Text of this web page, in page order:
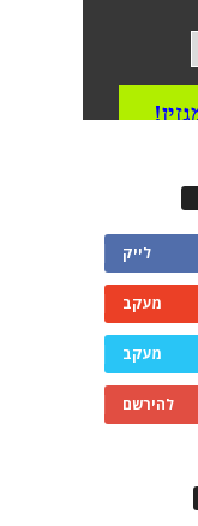
לייק
מעקב
מעקב
להירשם